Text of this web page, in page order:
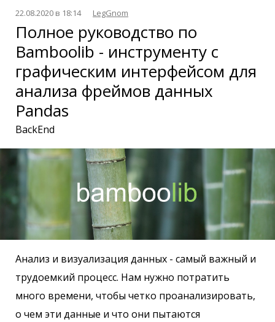
22.08.2020 в 18:14 LegGnom
Полное руководство по
Bamboolib - инструменту с
графическим интерфейсом для
анализа фреймов данных
Pandas
BackEnd
Анализ и визуализация данных - самый важный и
трудоемкий процесс. Нам нужно потратить
много времени, чтобы четко проанализировать,
о чем эти данные и что они пытаются